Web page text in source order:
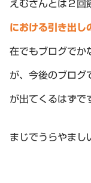
えむさんとは２回
における引き出し
在でもブログでか
が、今後のブログ
が出てくるはずで
まじでうらやまし